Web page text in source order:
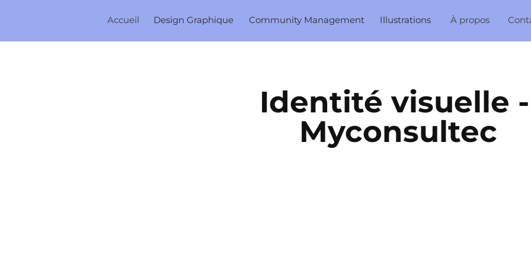
Accueil Design Graphique Community Management Illustrations À propos
Identité visuelle -
Myconsultec